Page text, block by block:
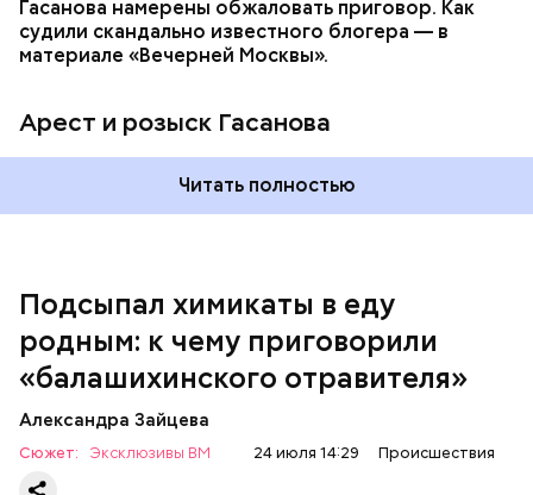
Гасанова намерены обжаловать приговор. Как
судили скандально известного блогера — в
материале «Вечерней Москвы».
Арест и розыск Гасанова
Читать полностью
Подсыпал химикаты в еду
родным: к чему приговорили
«балашихинского отравителя»
Александра Зайцева
Сюжет: Эксклюзивы ВМ 24 июля 14:29 Происшествия
Play
Video
Началось расследование. В квартире потерпевших
Также отравленную пищу ела его младшая сестра.